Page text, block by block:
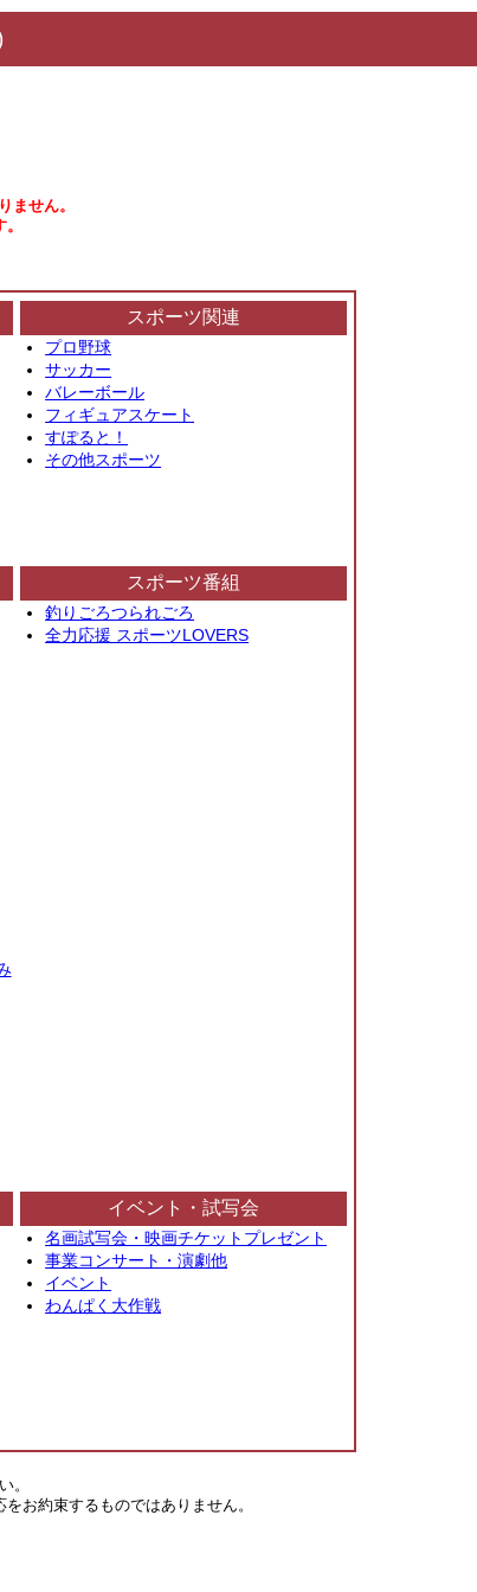
ません。
スポーツ関連
プロ野球
サッカー
バレーボール
フィギュアスケート
すぽると！
その他スポーツ
スポーツ番組
釣りごろつられごろ
全力応援 スポーツLOVERS
イベント・試写会
名画試写会・映画チケットプレゼント
事業コンサート・演劇他
イベント
わんぱく大作戦
。
お約束するものではありません。